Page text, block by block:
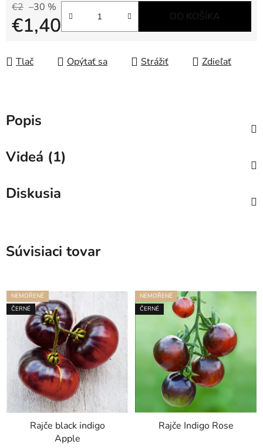
€2 –30 %
€1,40 DO KOŠÍKA
Tlač Opýtať sa Strážiť Zdieľať
Popis
Videá (1)
Diskusia
Súvisiaci tovar
NEMOŘENÉ
ČERNÉ
Rajče black indigo
Apple
NEMOŘENÉ
ČERNÉ
Rajče Indigo Rose